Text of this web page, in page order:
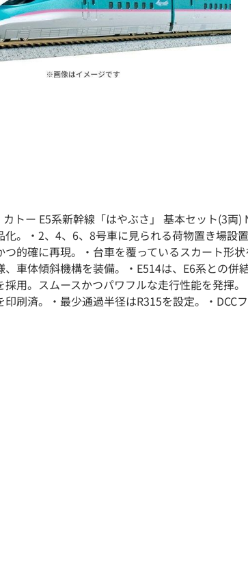
カトー E5系新幹線「はやぶさ」 基本セット(3
化。・2、4、6、8号車に見られる荷物置き場設
つ的確に再現。・台車を覆っているスカート形
、車体傾斜機構を装備。・E514は、E6系との
採用。スムースかつパワフルな走行性能を発揮
印刷済。・最少通過半径はR315を設定。・DCC